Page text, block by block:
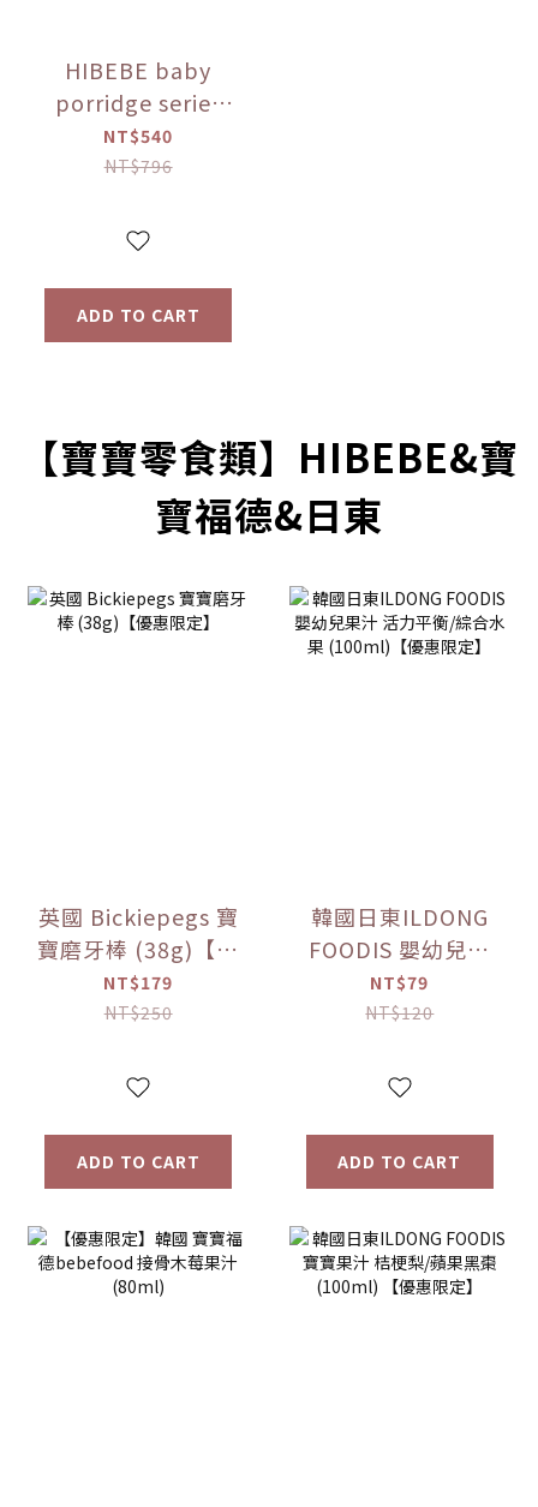
HIBEBE baby
porridge series
(applicable to 9
months and
NT$540
NT$796
ADD TO CART
【寶寶零食類】HIBEBE&寶
寶福德&日東
英國 Bickiepegs 寶
寶磨牙棒 (38g)【優
惠限定】
NT$179
NT$250
ADD TO CART
韓國日東ILDONG
FOODIS 嬰幼兒果
果 (100ml)【優惠
NT$79
NT$120
ADD TO CART